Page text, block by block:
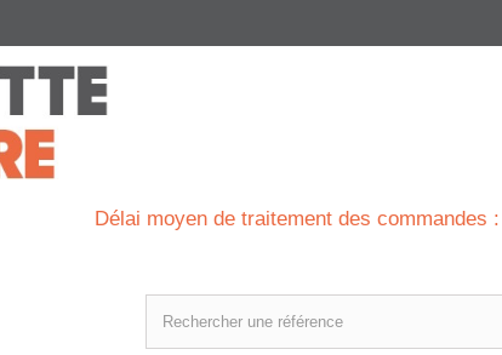
Délai moyen de traitement des commandes